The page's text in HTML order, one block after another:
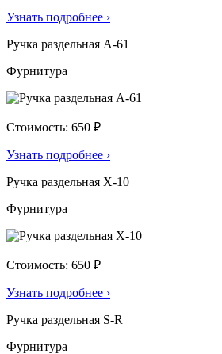
Узнать подробнее ›
Ручка раздельная А-61
Фурнитура
Стоимость: 650 ₽
Узнать подробнее ›
Ручка раздельная X-10
Фурнитура
Стоимость: 650 ₽
Узнать подробнее ›
Ручка раздельная S-R
Фурнитура